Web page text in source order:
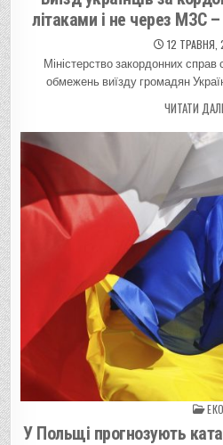
літаками і не через МЗС
12 ТРАВНЯ,
Міністерство закордонних
обмежень виїзду громадян
ЧИТАТИ ДАЛІ
У Польщі прогнозують